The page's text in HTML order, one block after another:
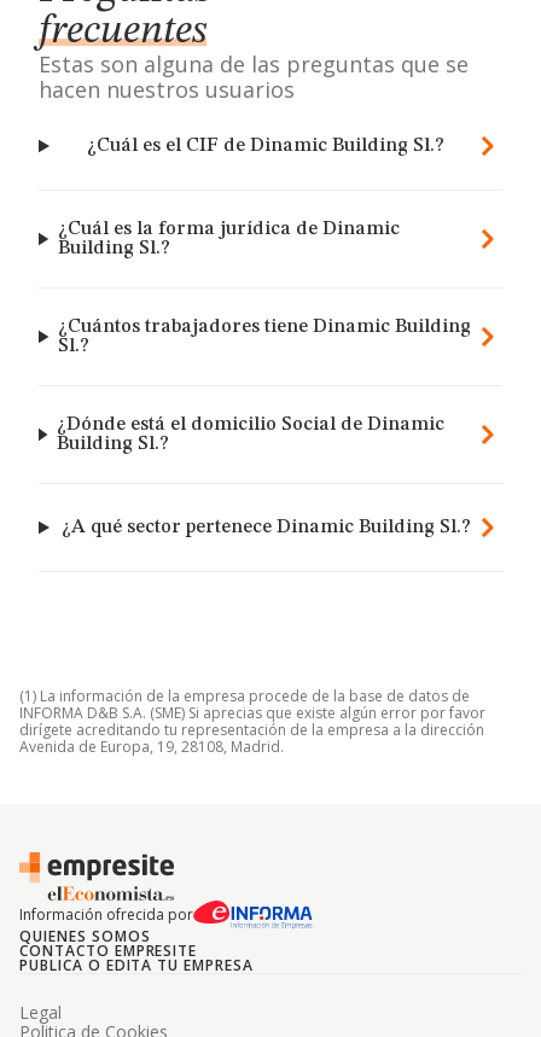
frecuentes
Estas son alguna de las preguntas que se
hacen nuestros usuarios
¿Cuál es el CIF de Dinamic Building Sl.?
¿Cuál es la forma jurídica de Dinamic
Building Sl.?
¿Cuántos trabajadores tiene Dinamic Building
Sl.?
¿Dónde está el domicilio Social de Dinamic
Building Sl.?
¿A qué sector pertenece Dinamic Building Sl.?
(1) La información de la empresa procede de la base de datos de
INFORMA D&B S.A. (SME) Si aprecias que existe algún error por favor
dirígete acreditando tu representación de la empresa a la dirección
Avenida de Europa, 19, 28108, Madrid.
Información ofrecida por
QUIENES SOMOS
CONTACTO EMPRESITE
PUBLICA O EDITA TU EMPRESA
Legal
Politica de Cookies